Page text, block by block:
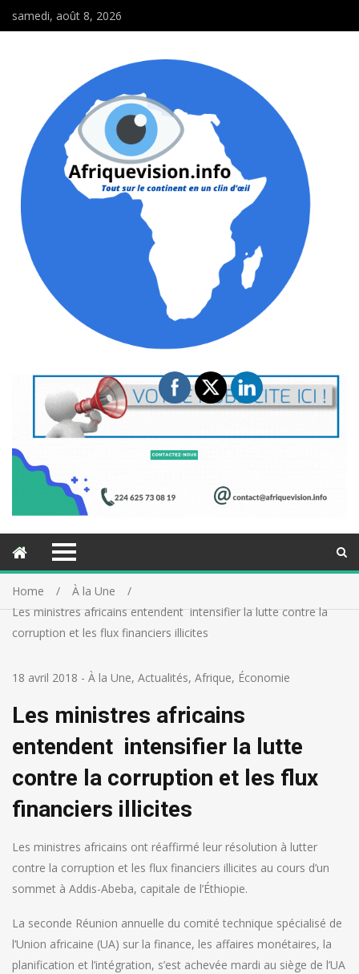
samedi, août 8, 2026
Home
À la Une
Les ministres africains entendent intensifier la lutte contre la
corruption et les flux financiers illicites
18 avril 2018 - À la Une, Actualités, Afrique, Économie
Les ministres africains
entendent intensifier la lutte
contre la corruption et les flux
financiers illicites
Les ministres africains ont réaffirmé leur résolution à lutter
contre la corruption et les flux financiers illicites au cours d’un
sommet à Addis-Abeba, capitale de l’Éthiopie.
La seconde Réunion annuelle du comité technique spécialisé de
l’Union africaine (UA) sur la finance, les affaires monétaires, la
planification et l’intégration, s’est achevée mardi au siège de l’UA